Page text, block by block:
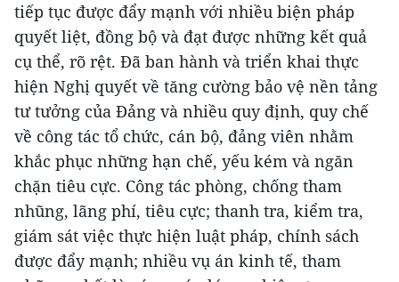
tiếp tục được đẩy mạnh với nhiều biện pháp
quyết liệt, đồng bộ và đạt được những kết quả
cụ thể, rõ rệt. Đã ban hành và triển khai thực
hiện Nghị quyết về tăng cường bảo vệ nền tảng
tư tưởng của Đảng và nhiều quy định, quy chế
về công tác tổ chức, cán bộ, đảng viên nhằm
khắc phục những hạn chế, yếu kém và ngăn
chặn tiêu cực. Công tác phòng, chống tham
nhũng, lãng phí, tiêu cực; thanh tra, kiểm tra,
giám sát việc thực hiện luật pháp, chính sách
được đẩy mạnh; nhiều vụ án kinh tế, tham